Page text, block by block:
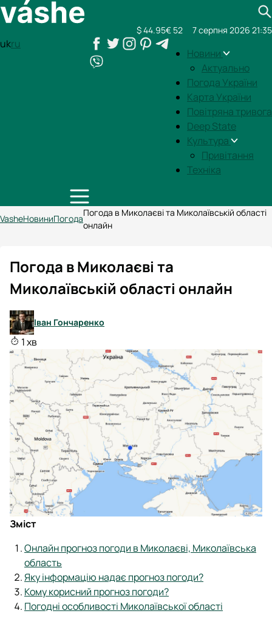
ukru
Новини
Актуально
Погода України
Карта України
Повітряна тривога
Deep State
Культура
Привітання
Техніка
$ 44.95€ 52 7 серпня 2026 21:35
VasheНовиниПогода
Погода в Миколаєві та Миколаївській області
онлайн
Погода в Миколаєві та
Миколаївській області онлайн
Іван Гончаренко
1 хв
Зміст
Онлайн прогноз погоди в Миколаєві, Миколаївська
область
Яку інформацію надає прогноз погоди?
Кому корисний прогноз погоди?
Погодні особливості Миколаївської області